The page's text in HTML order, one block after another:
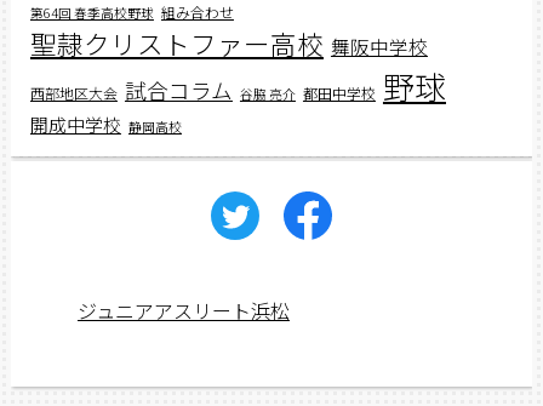
第64回 春季高校野球 組み合わせ
聖隷クリストファー高校 舞阪中学校
西部地区大会 試合コラム 谷脇 亮介 都田中学校 野球
開成中学校 静岡高校
ジュニアアスリート浜松